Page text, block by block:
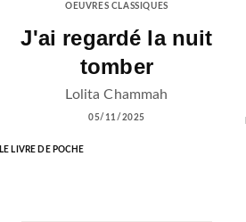
OEUVRES CLASSIQUES
J'ai regardé la nuit
tomber
Lolita Chammah
05/11/2025
LE LIVRE DE POCHE